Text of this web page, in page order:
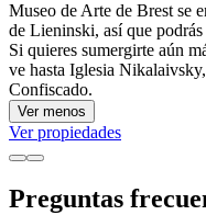
Museo de Arte de Brest se
de Lieninski, así que
Si quieres sumergirte aún
ve hasta Iglesia
Confiscado.
Ver menos
Ver propiedades
Preguntas